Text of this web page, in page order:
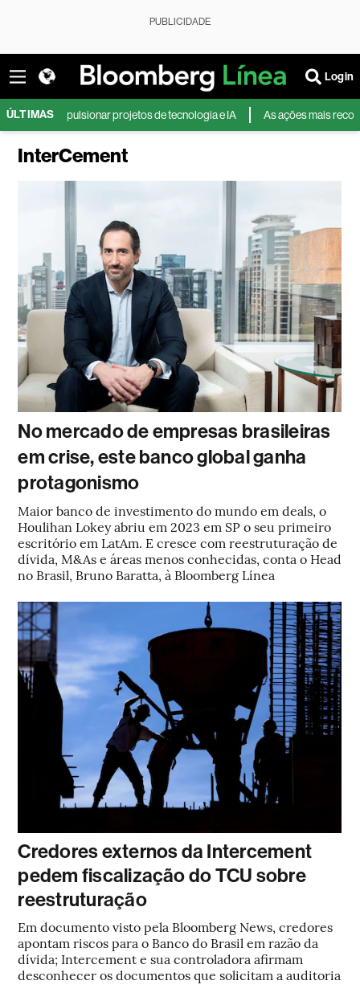
PUBLICIDADE
Login
ÚLTIMAS
impulsionar projetos de tecnologia e IA As ações mais
InterCement
No mercado de empresas brasileiras
em crise, este banco global ganha
protagonismo
Maior banco de investimento do mundo em deals, o
Houlihan Lokey abriu em 2023 em SP o seu primeiro
escritório em LatAm. E cresce com reestruturação de
dívida, M&As e áreas menos conhecidas, conta o Head
no Brasil, Bruno Baratta, à Bloomberg Línea
Credores externos da Intercement
pedem fiscalização do TCU sobre
reestruturação
Em documento visto pela Bloomberg News, credores
apontam riscos para o Banco do Brasil em razão da
dívida; Intercement e sua controladora afirmam
desconhecer os documentos que solicitam a auditoria